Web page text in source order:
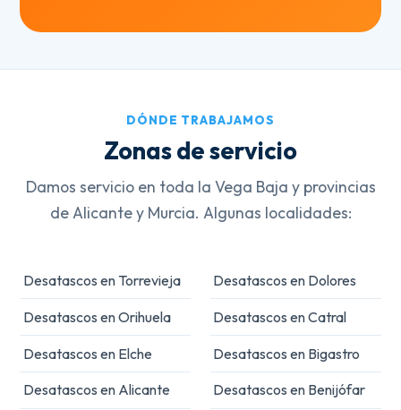
DÓNDE TRABAJAMOS
Zonas de servicio
Damos servicio en toda la Vega Baja y provincias
de Alicante y Murcia. Algunas localidades:
Desatascos en Torrevieja
Desatascos en Orihuela
Desatascos en Elche
Desatascos en Alicante
Desatascos en Dolores
Desatascos en Catral
Desatascos en Bigastro
Desatascos en Benijófar